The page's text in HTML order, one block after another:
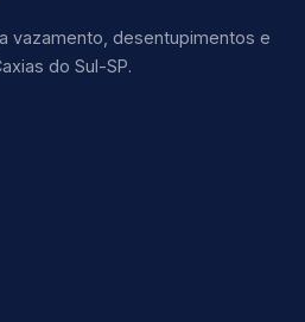
vazamento, desentupimentos e
do Sul-SP.